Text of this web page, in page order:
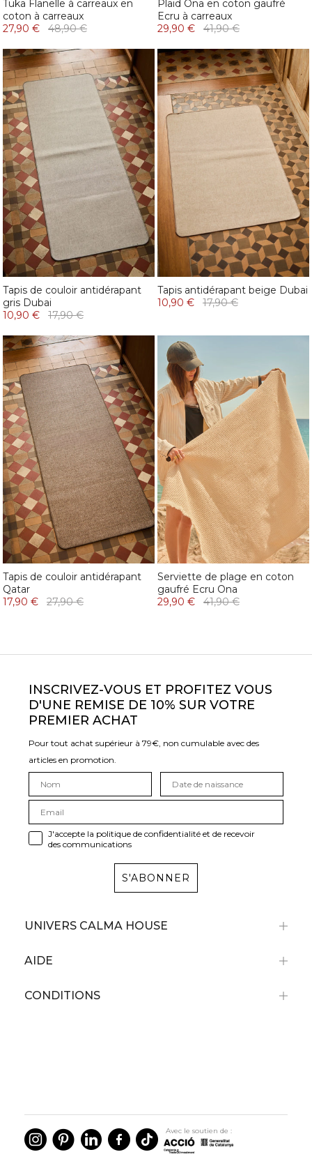
Tuka Flanelle à carreaux en
coton à carreaux
27,90 €
48,90 €
Plaid Ona en coton gaufré
Ecru à carreaux
29,90 €
41,90 €
Tapis de couloir antidérapant
gris Dubai
10,90 €
17,90 €
Tapis antidérapant beige Dubai
10,90 €
17,90 €
Tapis de couloir antidérapant
Qatar
17,90 €
27,90 €
Serviette de plage en coton
gaufré Ecru Ona
29,90 €
41,90 €
INSCRIVEZ-VOUS ET PROFITEZ VOUS
D'UNE REMISE DE 10% SUR VOTRE
PREMIER ACHAT
Pour tout achat supérieur à 79€, non cumulable avec des
articles en promotion.
J'accepte la politique de confidentialité et de recevoir
des communications
S'ABONNER
UNIVERS CALMA HOUSE
AIDE
CONDITIONS
Avec le soutien de :